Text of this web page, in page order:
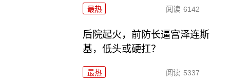
最热 阅读 6142
后院起火，前防长逼宫泽连斯
基，低头或硬扛？
最热 阅读 5337